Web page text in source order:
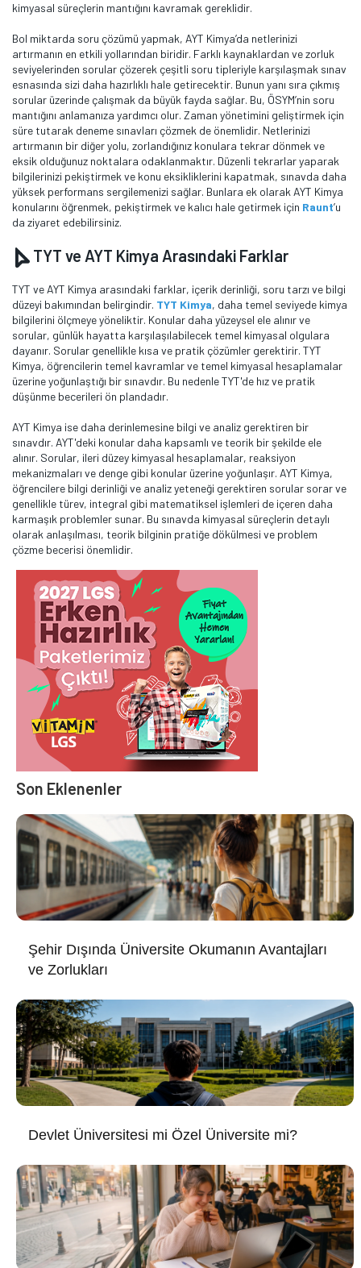
kimyasal süreçlerin mantığını kavramak gereklidir.
Bol miktarda soru çözümü yapmak, AYT Kimya’da netlerinizi
artırmanın en etkili yollarından biridir. Farklı kaynaklardan ve zorluk
seviyelerinden sorular çözerek çeşitli soru tipleriyle karşılaşmak sınav
esnasında sizi daha hazırlıklı hale getirecektir. Bunun yanı sıra çıkmış
sorular üzerinde çalışmak da büyük fayda sağlar. Bu, ÖSYM’nin soru
mantığını anlamanıza yardımcı olur. Zaman yönetimini geliştirmek için
süre tutarak deneme sınavları çözmek de önemlidir. Netlerinizi
artırmanın bir diğer yolu, zorlandığınız konulara tekrar dönmek ve
eksik olduğunuz noktalara odaklanmaktır. Düzenli tekrarlar yaparak
bilgilerinizi pekiştirmek ve konu eksikliklerini kapatmak, sınavda daha
yüksek performans sergilemenizi sağlar. Bunlara ek olarak AYT Kimya
konularını öğrenmek, pekiştirmek ve kalıcı hale getirmek için Raunt’u
da ziyaret edebilirsiniz.
TYT ve AYT Kimya Arasındaki Farklar
TYT ve AYT Kimya arasındaki farklar, içerik derinliği, soru tarzı ve bilgi
düzeyi bakımından belirgindir. TYT Kimya, daha temel seviyede kimya
bilgilerini ölçmeye yöneliktir. Konular daha yüzeysel ele alınır ve
sorular, günlük hayatta karşılaşılabilecek temel kimyasal olgulara
dayanır. Sorular genellikle kısa ve pratik çözümler gerektirir. TYT
Kimya, öğrencilerin temel kavramlar ve temel kimyasal hesaplamalar
üzerine yoğunlaştığı bir sınavdır. Bu nedenle TYT'de hız ve pratik
düşünme becerileri ön plandadır.
AYT Kimya ise daha derinlemesine bilgi ve analiz gerektiren bir
sınavdır. AYT'deki konular daha kapsamlı ve teorik bir şekilde ele
alınır. Sorular, ileri düzey kimyasal hesaplamalar, reaksiyon
mekanizmaları ve denge gibi konular üzerine yoğunlaşır. AYT Kimya,
öğrencilere bilgi derinliği ve analiz yeteneği gerektiren sorular sorar ve
genellikle türev, integral gibi matematiksel işlemleri de içeren daha
karmaşık problemler sunar. Bu sınavda kimyasal süreçlerin detaylı
olarak anlaşılması, teorik bilginin pratiğe dökülmesi ve problem
çözme becerisi önemlidir.
Son Eklenenler
Şehir Dışında Üniversite Okumanın Avantajları
ve Zorlukları
Devlet Üniversitesi mi Özel Üniversite mi?